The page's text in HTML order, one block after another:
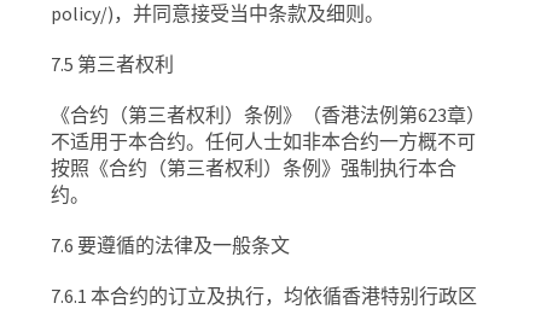
policy/)，并同意接受当中条款及细则。
7.5 第三者权利
《合约（第三者权利）条例》（香港法例第623章）
不适用于本合约。任何人士如非本合约一方概不可
按照《合约（第三者权利）条例》强制执行本合
约。
7.6要遵循的法律及一般条文
7.6.1本合约的订立及执行，均依循香港特别行政区